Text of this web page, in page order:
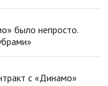
было непросто.
с «Динамо»